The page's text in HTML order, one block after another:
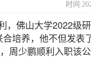
时间
，佛山大学2022级
培养，他不但发
周少鹏顺利入职该